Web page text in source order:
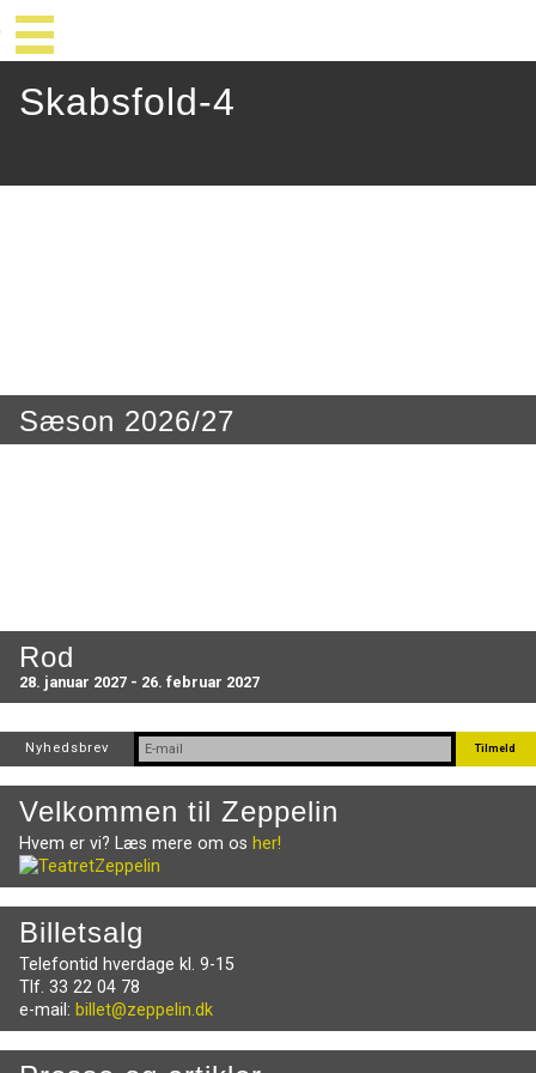
Skabsfold-4
Sæson 2026/27
Rod
28. januar 2027 - 26. februar 2027
Nyhedsbrev
Velkommen til Zeppelin
Hvem er vi? Læs mere om os her!
Billetsalg
Telefontid hverdage kl. 9-15
Tlf. 33 22 04 78
e-mail: billet@zeppelin.dk